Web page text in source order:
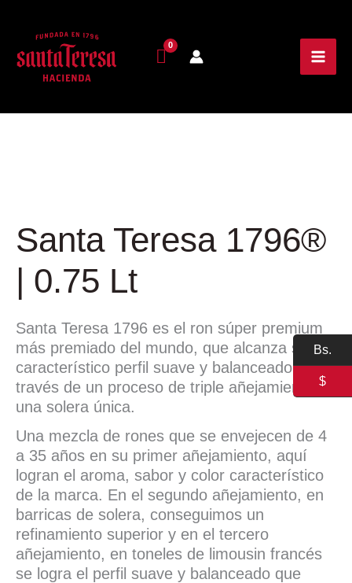
Santa Teresa 1796®
| 0.75 Lt
Santa Teresa 1796 es el ron súper premium
más premiado del mundo, que alcanza su
característico perfil suave y balanceado a
través de un proceso de triple añejamiento en
una solera única.
Una mezcla de rones que se envejecen de 4
a 35 años en su primer añejamiento, aquí
logran el aroma, sabor y color característico
de la marca. En el segundo añejamiento, en
barricas de solera, conseguimos un
refinamiento superior y en el tercero
añejamiento, en toneles de limousin francés
se logra el perfil suave y balanceado que
|
cantidad
Bs.
$